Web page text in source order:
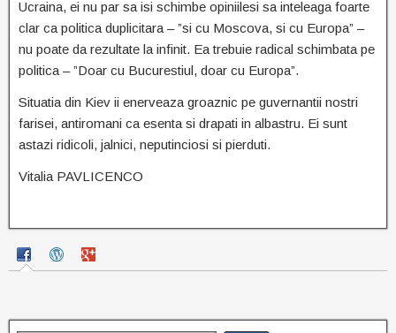
Ucraina, ei nu par sa isi schimbe opiniilesi sa inteleaga foarte
clar ca politica duplicitara – ”si cu Moscova, si cu Europa” –
nu poate da rezultate la infinit. Ea trebuie radical schimbata pe
politica – ”Doar cu Bucurestiul, doar cu Europa”.
Situatia din Kiev ii enerveaza groaznic pe guvernantii nostri
farisei, antiromani ca esenta si drapati in albastru. Ei sunt
astazi ridicoli, jalnici, neputinciosi si pierduti.
Vitalia PAVLICENCO